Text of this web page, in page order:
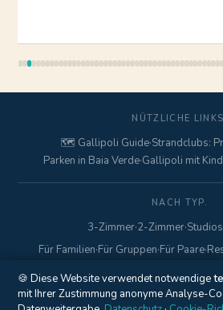
NÜTZLICHE
🗺️ Gallipoli Guide·Strandclubs:
Parken in Baia Verde·Gallipoli mit
NACH TYP.
3-Zimmer·2-Zimmer·Studios
Für Familien·Für Gruppen·Für Paare·
© 2017–2026 Gallipolitravel di Marcello
🍪 Diese Website verwendet notwendige
mit Ihrer Zustimmung anonyme Analyse-